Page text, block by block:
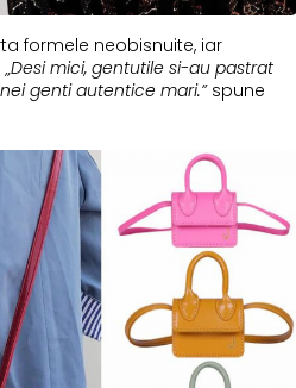
formele neobisnuite, iar
„Desi mici, gentutile si-au pastrat
genti autentice mari.”spune